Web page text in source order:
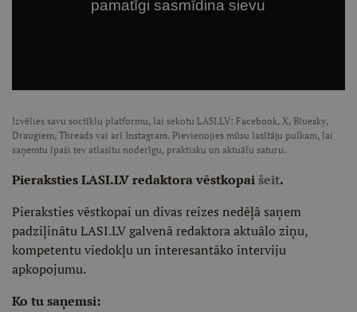
Izvēlies savu soctīklu platformu, lai sekotu LASI.LV: Facebook, X, Bluesky,
Draugiem, Threads vai arī Instagram. Pievienojies mūsu lasītāju pulkam, lai
saņemtu īpaši tev atlasītu noderīgu, praktisku un aktuālu saturu.
Pieraksties LASI.LV redaktora vēstkopaišeit.
Pieraksties vēstkopai un divas reizes nedēļā saņem
padziļinātu LASI.LV galvenā redaktora aktuālo ziņu,
kompetentu viedokļu un interesantāko interviju
apkopojumu.
Ko tu saņemsi: